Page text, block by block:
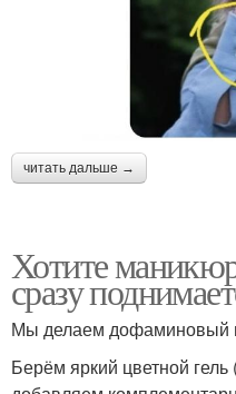
читать дальше →
Хотите
сразу
Мы делаем дофаминовый
Берём яркий цветной гель